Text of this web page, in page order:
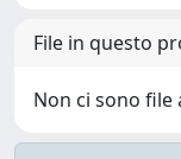
File in questo
Non ci sono